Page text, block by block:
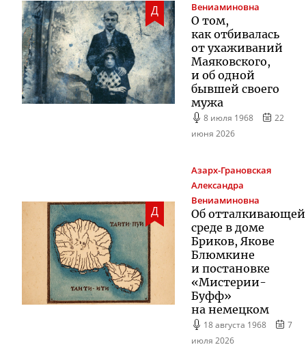
Д
Вениаминовна
О том,
как отбивалась
от ухаживаний
Маяковского,
и об одной
бывшей своего
мужа
8 июля 1968
22
июня 2026
Д
Азарх-Грановская
Александра
Вениаминовна
Об отталкивающей
среде в доме
Бриков, Якове
Блюмкине
и постановке
«Мистерии-
Буфф»
на немецком
18 августа 1968
7
июля 2026